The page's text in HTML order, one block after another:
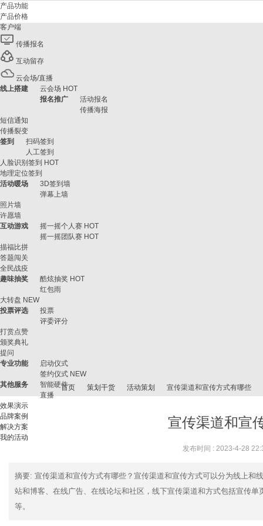
产品功能
产品价格
客户端
传播报名
互动留存
云会场/直播
线上搭建
云会场 HOT
报名推广
活动报名
传播海报
短信通知
传播裂变
签到
扫码签到
人工签到
人脸识别签到 HOT
地理定位签到
活动暖场
3D签到墙
弹幕上墙
照片墙
许愿墙
互动游戏
摇一摇个人赛 HOT
摇一摇团队赛 HOT
描福比拼
答题闯关
全民战疫
趣味抽奖
酷炫抽奖 HOT
红包雨
大转盘 NEW
投票评选
投票
评委评分
打赏点赞
颁奖典礼
提问
专业功能
启动仪式
签约仪式 NEW
其他服务
智能硬件
直播
效果演示
品牌案例
解决方案
我的活动
首页 策划干货 活动策划 宣传渠道和宣传方式有哪些
宣传渠道和宣
发布时间 : 2023-4-28
摘要: 宣传渠道和宣传方式有哪些？宣传渠道和宣传方式可以分为线上和
站和博客、在线广告、在线论坛和社区，线下宣传渠道和方式包括宣传
等。